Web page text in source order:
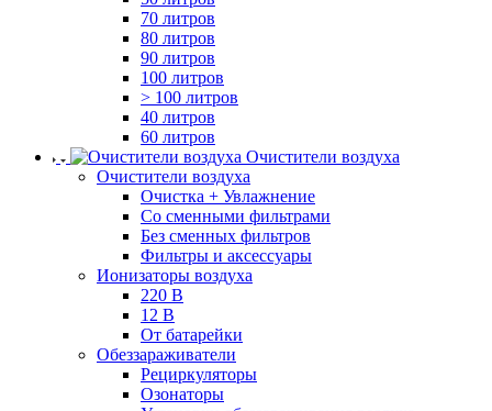
70 литров
80 литров
90 литров
100 литров
> 100 литров
40 литров
60 литров
Очистители воздуха
Очистители воздуха
Очистка + Увлажнение
Cо сменными фильтрами
Без сменных фильтров
Фильтры и аксессуары
Ионизаторы воздуха
220 В
12 В
От батарейки
Обеззараживатели
Рециркуляторы
Озонаторы